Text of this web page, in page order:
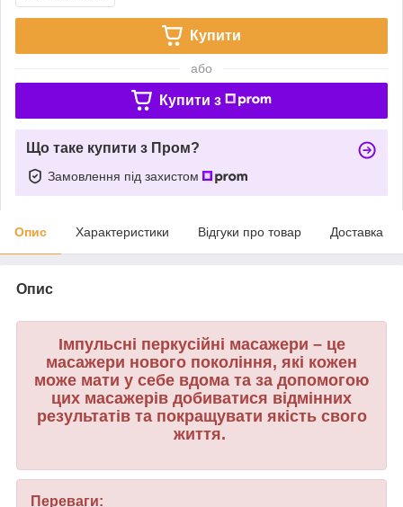
Купити
або
Купити з
Що таке купити з Пром?
Замовлення під захистом
Опис Характеристики Відгуки про товар Доставка
Опис
Імпульсні перкусійні масажери – це
масажери нового покоління, які кожен
може мати у себе вдома та за допомогою
цих масажерів добиватися відмінних
результатів та покращувати якість свого
життя.
Переваги: